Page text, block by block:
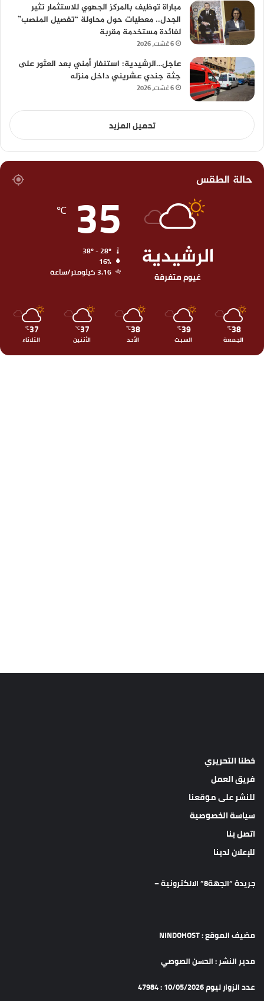
مباراة توظيف بالمركز الجهوي للاستثمار تثير
الجدل.. معطيات حول محاولة “تفصيل المنصب”
لفائدة مستخدمة مقربة
6 غشت، 2026
عاجل…الرشيدية: استنفار أمني بعد العثور على
جثة جندي عشريني داخل منزله
6 غشت، 2026
تحميل المزيد
حالة الطقس
الرشيدية
غيوم متفرقة
35
℃
16%
3.16 كيلومتر/ساعة
38
℃
الجمعة
39
℃
السبت
38
℃
الأحد
37
℃
الأثنين
37
℃
الثلاثاء
خطنا التحريري
فريق العمل
للنشر على موقعنا
سياسة الخصوصية
اتصل بنا
للإعلان لدينا
جريدة “الجهة8” الالكترونية –
مضيف الموقع : NINDOHOST
مدير النشر : الحسن الصوصي
عدد الزوار ليوم 10/05/2026 : 47984